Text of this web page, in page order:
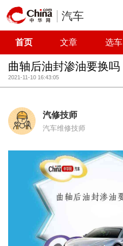
汽车
首页 文章 选车
曲轴后油封渗油要换吗
2021-11-10 16:43:05
汽修技师
汽车维修技师